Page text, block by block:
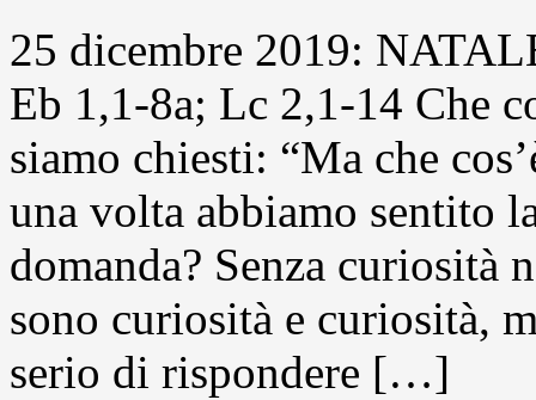
25 dicembre 2019:
Eb 1,1-8a; Lc 2,1-14 Che
siamo chiesti: “Ma che
una volta abbiamo sentito
domanda? Senza curiosità
sono curiosità e curiosità,
serio di rispondere […]